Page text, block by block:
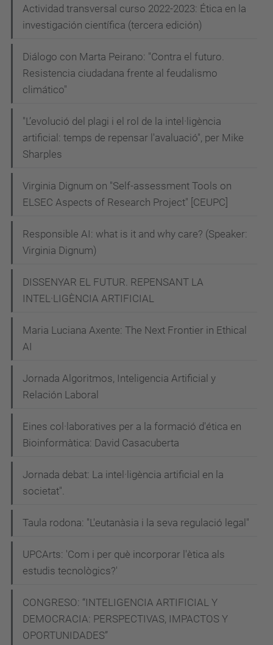
Actividad transversal curso 2022-2023: Ética en la
investigación científica (tercera edición)
Diálogo con Marta Peirano: "Contra el futuro.
Resistencia ciudadana frente al feudalismo
climático"
"L’evolució del plagi i el rol de la intel·ligència
artificial: temps de repensar l'avaluació", per Mike
Sharples
Virginia Dignum on "Self-assessment Tools on
ELSEC Aspects of Research Project" [CEUPC]
Responsible AI: what is it and why care? (Speaker:
Virginia Dignum)
DISSENYAR EL FUTUR. REPENSANT LA
INTEL·LIGÈNCIA ARTIFICIAL
Maria Luciana Axente: The Next Frontier in Ethical
AI
Jornada Algoritmos, Inteligencia Artificial y
Relación Laboral
Eines col·laboratives per a la formació d'ética en
Bioinformàtica: David Casacuberta
Jornada debat: La intel·ligència artificial en la
societat".
Taula rodona: "L'eutanàsia i la seva regulació legal"
UPCArts: 'Com i per què incorporar l'ètica als
estudis tecnològics?'
CONGRESO: “INTELIGENCIA ARTIFICIAL Y
DEMOCRACIA: PERSPECTIVAS, IMPACTOS Y
OPORTUNIDADES”